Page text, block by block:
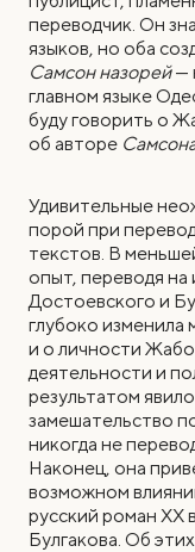
переводчик. Он
языков, но оба
Самсон назорей—
главном языке
буду говорить о
об авторе
Удивительные
порой при
текстов. В
опыт, переводя
Достоевского и
глубоко изменила
и о личности
деятельности и
результатом
замешательство
никогда не
Наконец, она
возможном
русский роман ХХ
Булгакова. Об